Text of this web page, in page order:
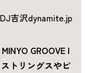
吉沢dynamite.jp
GROOVE I
トリングスやピ